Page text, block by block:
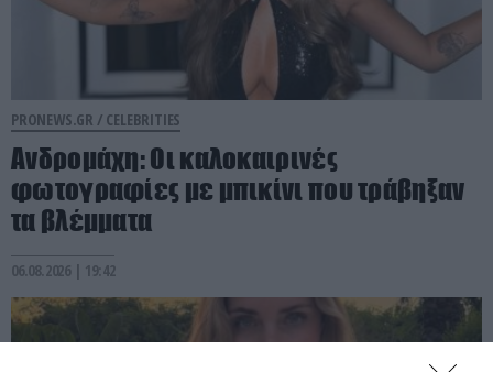
PRONEWS.GR / CELEBRITIES
Ανδρομάχη: Οι καλοκαιρινές
φωτογραφίες με μπικίνι που τράβηξαν
τα βλέμματα
06.08.2026 | 19:42